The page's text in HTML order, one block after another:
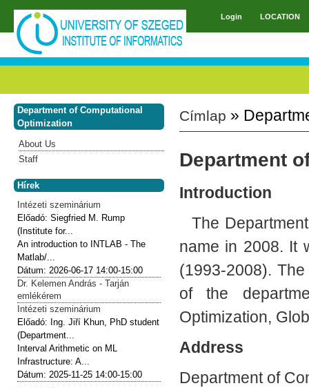
Skip to main content
Main menu
Login LOCATION
You are here
Címlap »
Department
Introduction
The
name in 2008. It
(1993-2008).
of the
Optimization,
Address
Department of
Department of Computational
Optimization
About Us
Staff
Hírek
Intézeti szeminárium
Előadó:Siegfried M. Rump
(Institute for...
An introduction to INTLAB - The
Matlab/...
Dátum:2026-06-17 14:00-15:00
Dr. Kelemen András - Tarján
emlékérem
Intézeti szeminárium
Előadó: Ing. Jiří Khun, PhD student
(Department...
Interval Arithmetic on ML
Infrastructure: A...
Dátum:2025-11-25 14:00-15:00